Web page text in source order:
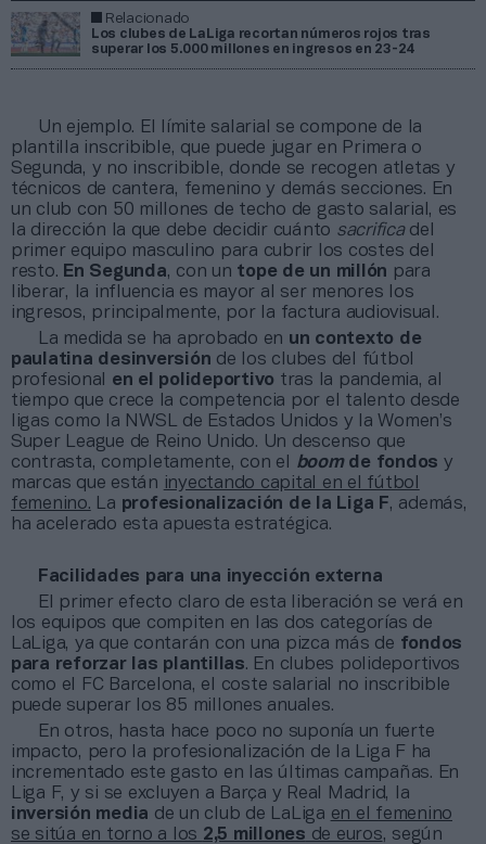
Relacionado
Los clubes de LaLiga recortan números rojos tras
superar los 5.000 millones en ingresos en 23-24
Un ejemplo. El límite salarial se compone de la
plantilla inscribible, que puede jugar en Primera o
Segunda, y no inscribible, donde se recogen atletas y
técnicos de cantera, femenino y demás secciones. En
un club con 50 millones de techo de gasto salarial, es
la dirección la que debe decidir cuánto sacrificadel
primer equipo masculino para cubrir los costes del
resto. En Segunda, con un tope de un millón para
liberar, la influencia es mayor al ser menores los
ingresos, principalmente, por la factura audiovisual.
La medida se ha aprobado en un contexto de
paulatina desinversión de los clubes del fútbol
profesional en el polideportivo tras la pandemia, al
tiempo que crece la competencia por el talento desde
ligas como la NWSL de Estados Unidos y la Women’s
Super League de Reino Unido. Un descenso que
contrasta, completamente, con el boomde fondos y
marcas que están inyectando capital en el fútbol
femenino. La profesionalización de la Liga F, además,
ha acelerado esta apuesta estratégica.
Facilidades para una inyección externa
El primer efecto claro de esta liberación se verá en
los equipos que compiten en las dos categorías de
LaLiga, ya que contarán con una pizca más de fondos
para reforzar las plantillas. En clubes polideportivos
como el FC Barcelona, el coste salarial no inscribible
puede superar los 85 millones anuales.
En otros, hasta hace poco no suponía un fuerte
impacto, pero la profesionalización de la Liga F ha
incrementado este gasto en las últimas campañas. En
Liga F, y si se excluyen a Barça y Real Madrid, la
inversión media de un club de LaLiga en el femenino
se sitúa en torno a los 2,5 millones de euros, según